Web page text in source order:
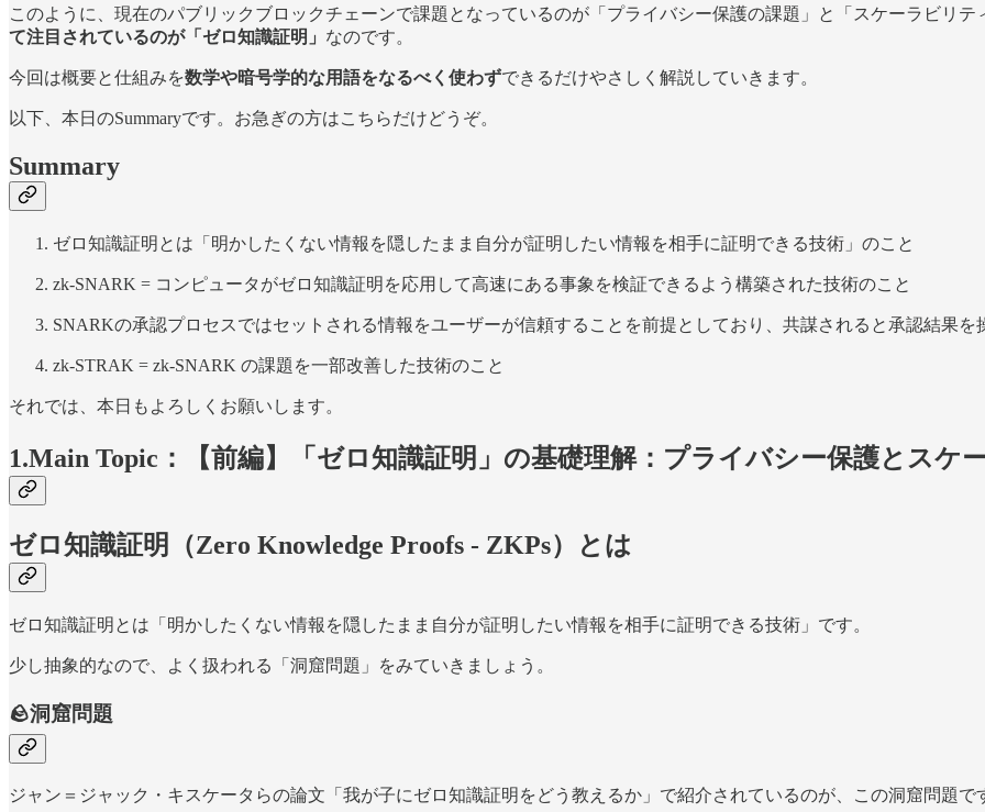
このように、現在のパブリックブロックチェーンで課題となっているのが「プライバシー保護の課題」と「スケーラビリ
て注目されているのが「ゼロ知識証明」 なのです。
今回は概要と仕組みを数学や暗号学的な用語をなるべく使わずできるだけやさしく解説していきます。
以下、本日のSummaryです。お急ぎの方はこちらだけどうぞ。
Summary
ゼロ知識証明とは「明かしたくない情報を隠したまま自分が証明したい情報を相手に証明できる技術」のこと
zk-SNARK = コンピュータがゼロ知識証明を応用して高速にある事象を検証できるよう構築された技術のこと
SNARKの承認プロセスではセットされる情報をユーザーが信頼することを前提としており、共謀されると承認結果
zk-STRAK = zk-SNARK の課題を一部改善した技術のこと
それでは、本日もよろしくお願いします。
1.Main Topic：【前編】「ゼロ知識証明」の基礎理解：プライバシー保護とスケ
ゼロ知識証明（Zero Knowledge Proofs - ZKPs）とは
ゼロ知識証明とは「明かしたくない情報を隠したまま自分が証明したい情報を相手に証明できる技術」です。
少し抽象的なので、よく扱われる「洞窟問題」をみていきましょう。
🪨洞窟問題
ジャン＝ジャック・キスケータらの論文「我が子にゼロ知識証明をどう教えるか」で紹介されているのが、この洞窟問題で